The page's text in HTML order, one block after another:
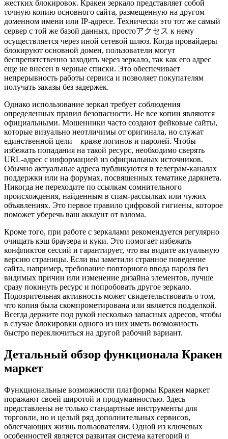
жестких блокировок. Кракен зеркало представляет собой
точную копию основного сайта, размещенную на другом
доменном имени или IP-адресе. Технически это тот же самый
сервер с той же базой данных, простоアクセス к нему
осуществляется через иной сетевой шлюз. Когда провайдеры
блокируют основной домен, пользователи могут
беспрепятственно заходить через зеркало, так как его адрес
еще не внесен в черные списки. Это обеспечивает
непрерывность работы сервиса и позволяет покупателям
получать заказы без задержек.
Однако использование зеркал требует соблюдения
определенных правил безопасности. Не все копии являются
официальными. Мошенники часто создают фейковые сайты,
которые визуально неотличимы от оригинала, но служат
единственной цели – краже логинов и паролей. Чтобы
избежать попадания на такой ресурс, необходимо сверять
URL-адрес с информацией из официальных источников.
Обычно актуальные адреса публикуются в телеграм-каналах
поддержки или на форумах, посвященных тематике даркнета.
Никогда не переходите по ссылкам сомнительного
происхождения, найденным в спам-рассылках или чужих
объявлениях. Это первое правило цифровой гигиены, которое
поможет уберечь ваш аккаунт от взлома.
Кроме того, при работе с зеркалами рекомендуется регулярно
очищать кэш браузера и куки. Это помогает избежать
конфликтов сессий и гарантирует, что вы видите актуальную
версию страницы. Если вы заметили странное поведение
сайта, например, требование повторного ввода пароля без
видимых причин или изменение дизайна элементов, лучше
сразу покинуть ресурс и попробовать другое зеркало.
Подозрительная активность может свидетельствовать о том,
что копия была скомпрометирована или является подделкой.
Всегда держите под рукой несколько запасных адресов, чтобы
в случае блокировки одного из них иметь возможность
быстро переключиться на другой рабочий вариант.
Детальный обзор функционала Кракен
маркет
Функциональные возможности платформы Кракен маркет
поражают своей широтой и продуманностью. Здесь
представлены не только стандартные инструменты для
торговли, но и целый ряд дополнительных сервисов,
облегчающих жизнь пользователям. Одной из ключевых
особенностей является развитая система категорий и